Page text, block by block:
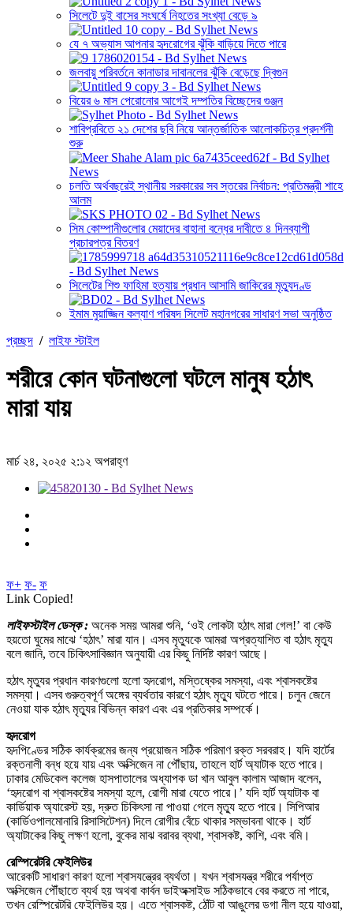
সিলেটে দুই বাসের সংঘর্ষে নিহতের সংখ্যা বেড়ে ৯
যে ৭ অভ্যাস আপনার হৃদরোগের ঝুঁকি বাড়িয়ে দিতে পারে
জলবায়ু পরিবর্তনে কানাডার দাবানলের ঝুঁকি বেড়েছে দ্বিগুন
বিয়ের ৬ মাস পেরোনোর আগেই দম্পতির বিচ্ছেদের গুঞ্জন
শাবিপ্রবিতে ২১ দেশের ছবি নিয়ে আন্তর্জাতিক আলোকচিত্র প্রদর্শনী
শুরু
চলতি অর্থবছরেই স্থানীয় সরকারের সব স্তরের নির্বাচন: প্রতিমন্ত্রী শাহে
আলম
সিম কোম্পানীগুলোর মেয়াদের বাহানা বন্ধের দাবীতে ৪ দিনব্যাপী
প্রচারপত্র বিতরণ
সিলেটের শিশু ফাহিমা হত্যায় প্রধান আসামি জাকিরের মৃত্যুদণ্ড
ইমাম মুয়াজ্জিন কল্যাণ পরিষদ সিলেট মহানগরের সাধারণ সভা অনুষ্ঠিত
প্রচ্ছদ / লাইফ স্টাইল
শরীরে কোন ঘটনাগুলো ঘটলে মানুষ হঠাৎ
মারা যায়
মার্চ ২৪, ২০২৫ ২:১২ অপরাহ্ণ
ফ+ ফ- ফ
Link Copied!
লাইফস্টাইল ডেস্ক : অনেক সময় আমরা শুনি, ‘ওই লোকটা হঠাৎ মারা গেল!’ বা কেউ
হয়তো ঘুমের মাঝে ‘হঠাৎ’ মারা যান। এসব মৃত্যুকে আমরা অপ্রত্যাশিত বা হঠাৎ মৃত্যু
বলে জানি, তবে চিকিৎসাবিজ্ঞান অনুযায়ী এর কিছু নির্দিষ্ট কারণ আছে।
হঠাৎ মৃত্যুর প্রধান কারণগুলো হলো হৃদরোগ, মস্তিষ্কের সমস্যা, এবং শ্বাসকষ্টের
সমস্যা। এসব গুরুত্বপূর্ণ অঙ্গের ব্যর্থতার কারণে হঠাৎ মৃত্যু ঘটতে পারে। চলুন জেনে
নেওয়া যাক হঠাৎ মৃত্যুর বিভিন্ন কারণ এবং এর প্রতিকার সম্পর্কে।
হৃদরোগ
হৃদপিণ্ডের সঠিক কার্যক্রমের জন্য প্রয়োজন সঠিক পরিমাণ রক্ত সরবরাহ। যদি হার্টের
রক্তনালী বন্ধ হয়ে যায় এবং অক্সিজেন না পৌঁছায়, তাহলে হার্ট অ্যাটাক হতে পারে।
ঢাকার মেডিকেল কলেজ হাসপাতালের অধ্যাপক ডা খান আবুল কালাম আজাদ বলেন,
‘হৃদরোগ বা শ্বাসকষ্টের সমস্যা হলে, রোগী মারা যেতে পারে।’ যদি হার্ট অ্যাটাক বা
কার্ডিয়াক অ্যারেস্ট হয়, দ্রুত চিকিৎসা না পাওয়া গেলে মৃত্যু হতে পারে। সিপিআর
(কার্ডিওপালমোনারি রিসাসিটেশন) দিলে রোগীর বেঁচে থাকার সম্ভাবনা থাকে। হার্ট
অ্যাটাকের কিছু লক্ষণ হলো, বুকের মাঝ বরাবর ব্যথা, শ্বাসকষ্ট, কাশি, এবং বমি।
রেস্পিরেটরি ফেইলিউর
আরেকটি সাধারণ কারণ হলো শ্বাসযন্ত্রের ব্যর্থতা। যখন শ্বাসযন্ত্র শরীরে পর্যাপ্ত
অক্সিজেন পৌঁছাতে ব্যর্থ হয় অথবা কার্বন ডাইঅক্সাইড সঠিকভাবে বের করতে না পারে,
তখন রেস্পিরেটরি ফেইলিউর হয়। এতে শ্বাসকষ্ট, ঠোঁট বা আঙুলের ডগা নীল হয়ে যাওয়া,